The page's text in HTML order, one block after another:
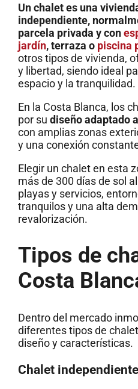
Un chalet es una
independiente,
parcela privada y con
jardín, terraza o piscina
otros tipos de vivienda,
y libertad, siendo ideal
espacio y la tranquilidad.
En la Costa Blanca, los
por su diseño adaptado
con amplias zonas
y una conexión
Elegir un chalet en esta
más de 300 días de sol
playas y servicios,
tranquilos y una alta
revalorización.
Tipos de
Costa
Dentro del mercado
diferentes tipos de
diseño y características.
Chalet independiente